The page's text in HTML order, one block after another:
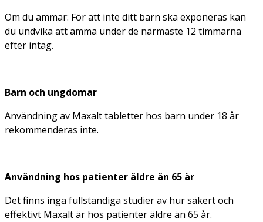
Om du ammar: För att inte ditt barn ska exponeras kan
du undvika att amma under de närmaste 12 timmarna
efter intag.
Barn och ungdomar
Användning av Maxalt tabletter hos barn under 18 år
rekommenderas inte.
Användning hos patienter äldre än 65 år
Det finns inga fullständiga studier av hur säkert och
effektivt Maxalt är hos patienter äldre än 65 år.